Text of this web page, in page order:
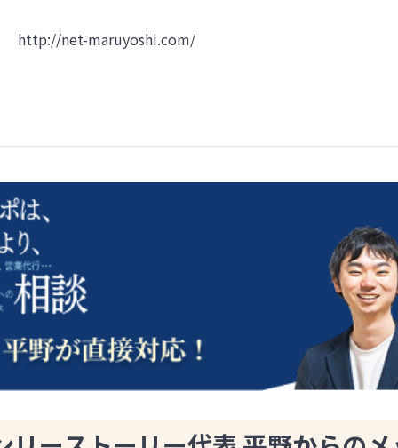
http://net-maruyoshi.com/